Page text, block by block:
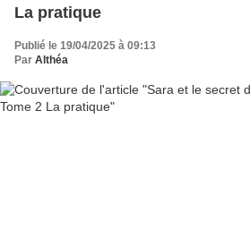
La pratique
Publié le 19/04/2025 à 09:13
Par Althéa